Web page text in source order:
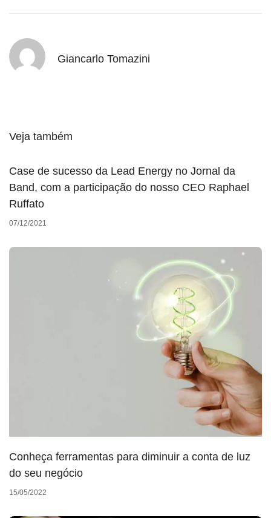
Giancarlo Tomazini
Veja também
Case de sucesso da Lead Energy no Jornal da
Band, com a participação do nosso CEO Raphael
Ruffato
07/12/2021
Conheça ferramentas para diminuir a conta de luz
do seu negócio
15/05/2022